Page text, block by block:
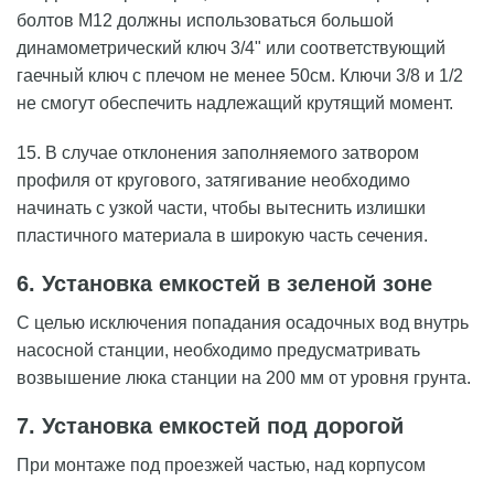
болтов М12 должны использоваться большой
динамометрический ключ 3/4" или соответствующий
гаечный ключ с плечом не менее 50см. Ключи 3/8 и 1/2
не смогут обеспечить надлежащий крутящий момент.
15. В случае отклонения заполняемого затвором
профиля от кругового, затягивание необходимо
начинать с узкой части, чтобы вытеснить излишки
пластичного материала в широкую часть сечения.
6. Установка емкостей в зеленой зоне
С целью исключения попадания осадочных вод внутрь
насосной станции, необходимо предусматривать
возвышение люка станции на 200 мм от уровня грунта.
7. Установка емкостей под дорогой
При монтаже под проезжей частью, над корпусом